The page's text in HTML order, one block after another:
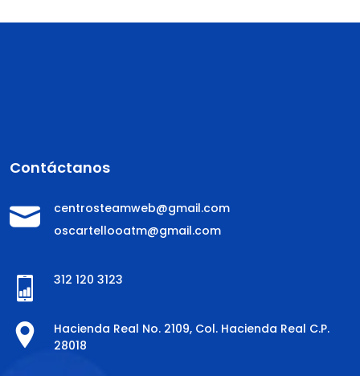
Contáctanos
centrosteamweb@gmail.com
oscartellooatm@gmail.com
312 120 3123
Hacienda Real No. 2109, Col. Hacienda Real C.P.
28018